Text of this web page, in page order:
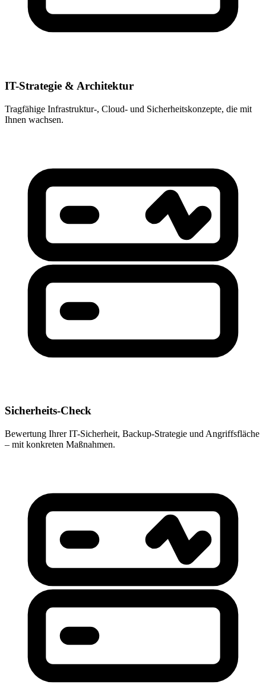
IT-Strategie & Architektur
Tragfähige Infrastruktur-, Cloud- und Sicherheitskonzepte, die mit
Ihnen wachsen.
Sicherheits-Check
Bewertung Ihrer IT-Sicherheit, Backup-Strategie und Angriffsfläche
– mit konkreten Maßnahmen.